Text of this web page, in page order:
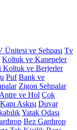
Ünitesi ve Sehpası Tv
Koltuk ve Kanepeler
Koltuk ve Berjerler
Puf Bank ve
Zigon Sehpalar
Antre ve Hol Çok
Kapı Askısı Duvar
Yatak Odası
Bez Gardırop